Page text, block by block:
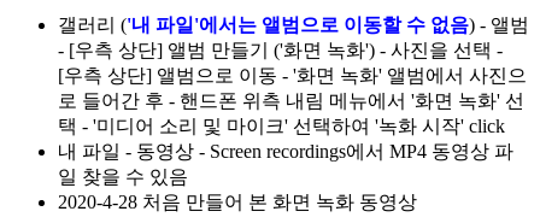
갤러리 ('내 파일'에서는 앨범으로 이동할 수 없음) - 앨범
- [우측 상단] 앨범 만들기 ('화면 녹화') - 사진을 선택 -
[우측 상단] 앨범으로 이동 - '화면 녹화' 앨범에서 사진으
로 들어간 후 - 핸드폰 위측 내림 메뉴에서 '화면 녹화' 선
택 - '미디어 소리 및 마이크' 선택하여 '녹화 시작' click
내 파일 - 동영상 - Screen recordings에서 MP4 동영상 파
일 찾을 수 있음
2020-4-28 처음 만들어 본 화면 녹화 동영상